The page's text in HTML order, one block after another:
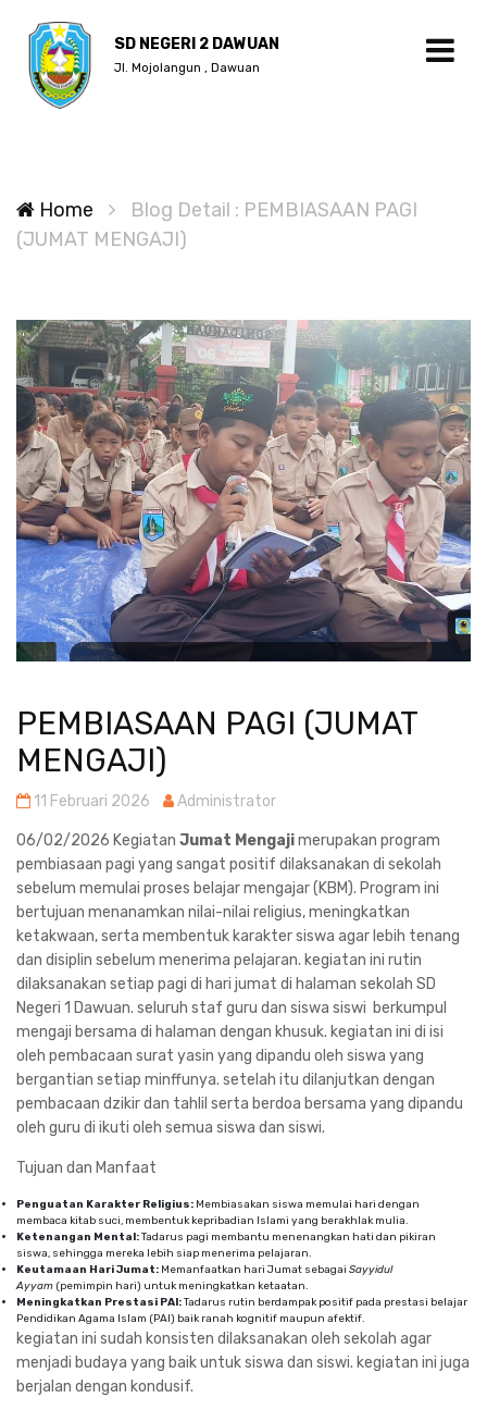
SD NEGERI 2 DAWUAN
Jl. Mojolangun , Dawuan
Home
Blog Detail : PEMBIASAAN PAGI
(JUMAT MENGAJI)
PEMBIASAAN PAGI (JUMAT
MENGAJI)
11 Februari 2026 Administrator
06/02/2026 Kegiatan Jumat Mengajimerupakan program
pembiasaan pagi yang sangat positif dilaksanakan di sekolah
sebelum memulai proses belajar mengajar (KBM). Program ini
bertujuan menanamkan nilai-nilai religius, meningkatkan
ketakwaan, serta membentuk karakter siswa agar lebih tenang
dan disiplin sebelum menerima pelajaran. kegiatan ini rutin
dilaksanakan setiap pagi di hari jumat di halaman sekolah SD
Negeri 1 Dawuan. seluruh staf guru dan siswa siswi berkumpul
mengaji bersama di halaman dengan khusuk. kegiatan ini di isi
oleh pembacaan surat yasin yang dipandu oleh siswa yang
bergantian setiap minffunya. setelah itu dilanjutkan dengan
pembacaan dzikir dan tahlil serta berdoa bersama yang dipandu
oleh guru di ikuti oleh semua siswa dan siswi.
Tujuan dan Manfaat
Penguatan Karakter Religius: Membiasakan siswa memulai hari dengan
membaca kitab suci, membentuk kepribadian Islami yang berakhlak mulia.
Ketenangan Mental:Tadarus pagi membantu menenangkan hati dan pikiran
siswa, sehingga mereka lebih siap menerima pelajaran.
Keutamaan Hari Jumat: Memanfaatkan hari Jumat sebagai Sayyidul
Ayyam (pemimpin hari) untuk meningkatkan ketaatan.
Meningkatkan Prestasi PAI:Tadarus rutin berdampak positif pada prestasi belajar
Pendidikan Agama Islam (PAI) baik ranah kognitif maupun afektif.
kegiatan ini sudah konsisten dilaksanakan oleh sekolah agar
menjadi budaya yang baik untuk siswa dan siswi. kegiatan ini juga
berjalan dengan kondusif.